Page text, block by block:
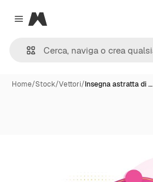
Close menu
Magnific
Home/Stock/Vettori/Insegna astratta di …